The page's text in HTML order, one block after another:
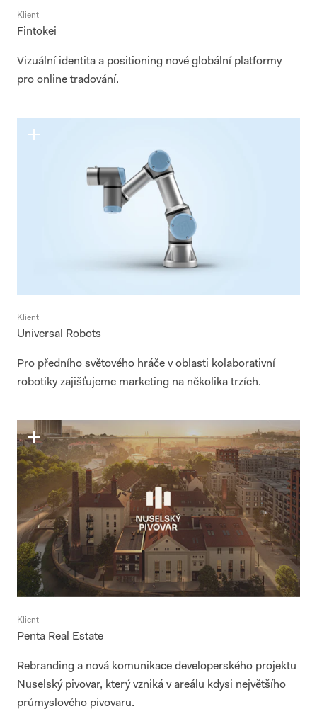
Klient
Fintokei
Vizuální identita a positioning nové globální platformy
pro online tradování.
Klient
Universal Robots
Pro předního světového hráče v oblasti kolaborativní
robotiky zajišťujeme marketing na několika trzích.
Klient
Penta Real Estate
Rebranding a nová komunikace developerského projektu
Nuselský pivovar, který vzniká v areálu kdysi největšího
průmyslového pivovaru.